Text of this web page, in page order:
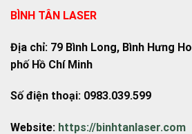
BÌNH TÂN LASER
Địa chỉ: 79 Bình Long, Bình Hưng
phố Hồ Chí Minh
Số điện thoại: 0983.039.599
Website: https://binhtanlaser.com